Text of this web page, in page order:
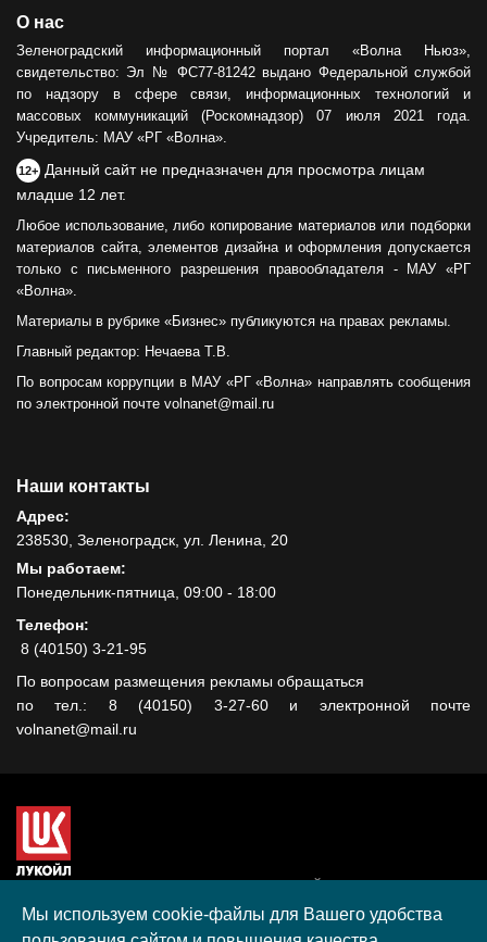
О нас
Зеленоградский информационный портал «Волна Ньюз»,
свидетельство: Эл № ФС77-81242 выдано Федеральной службой
по надзору в сфере связи, информационных технологий и
массовых коммуникаций (Роскомнадзор) 07 июля 2021 года.
Учредитель: МАУ «РГ «Волна».
12+ Данный сайт не предназначен для просмотра лицам
младше 12 лет.
Любое использование, либо копирование материалов или подборки
материалов сайта, элементов дизайна и оформления допускается
только с письменного разрешения правообладателя - МАУ «РГ
«Волна».
Материалы в рубрике «Бизнес» публикуются на правах рекламы.
Главный редактор: Нечаева Т.В.
По вопросам коррупции в МАУ «РГ «Волна» направлять сообщения
по электронной почте volnanet@mail.ru
Наши контакты
Адрес:
238530, Зеленоградск, ул. Ленина, 20
Мы работаем:
Понедельник-пятница, 09:00 - 18:00
Телефон:
8 (40150) 3-21-95
По вопросам размещения рекламы обращаться
по тел.: 8 (40150) 3-27-60 и электронной почте
volnanet@mail.ru
гранта, полученного в рамках XIII Конкурса социальных и
культурных проектов ПАО "ЛУКОЙЛ" на территории
Мы используем cookie-файлы для Вашего удобства